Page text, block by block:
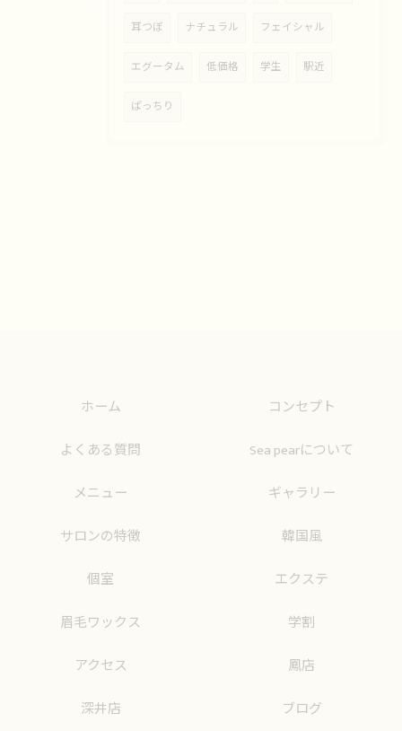
耳つぼ ナチュラル フェイシャル
エグータム 低価格 学生 駅近
ぱっちり
ホーム
コンセプト
よくある質問
Sea pearについて
メニュー
ギャラリー
サロンの特徴
韓国風
個室
エクステ
眉毛ワックス
学割
アクセス
鳳店
深井店
ブログ